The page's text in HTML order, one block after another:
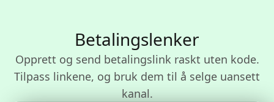
Betalingslenker
Opprett og send betalingslink raskt uten kode.
Tilpass linkene, og bruk dem til å selge uansett
kanal.